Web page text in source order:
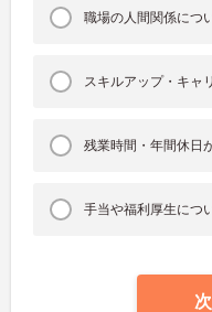
職場の人間関係につ
スキルアップ・キャ
残業時間・年間休日
手当や福利厚生につ